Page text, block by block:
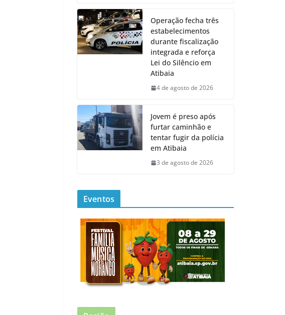
Operação fecha três
estabelecimentos
durante fiscalização
integrada e reforça
Lei do Silêncio em
Atibaia
4 de agosto de 2026
Jovem é preso após
furtar caminhão e
tentar fugir da polícia
em Atibaia
3 de agosto de 2026
Eventos